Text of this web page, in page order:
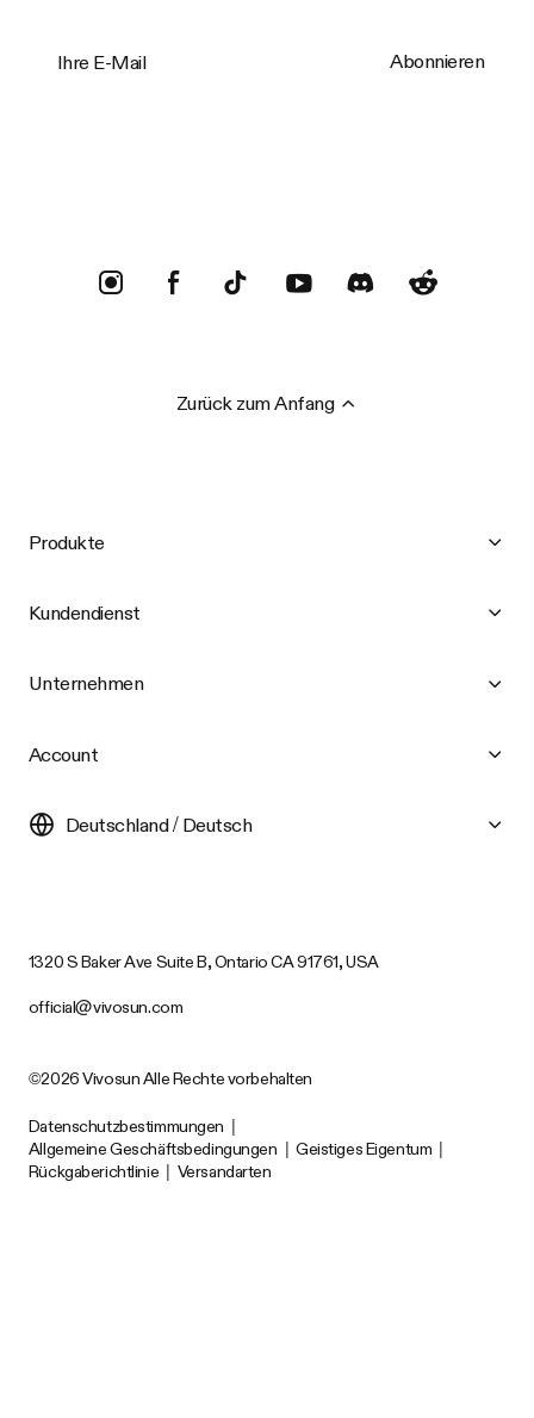
Abonnieren
Zurück zum Anfang
Produkte
Kundendienst
Unternehmen
Account
Deutschland / Deutsch
1320 S Baker Ave Suite B, Ontario CA 91761, USA
official@vivosun.com
©2026 Vivosun Alle Rechte vorbehalten
Datenschutzbestimmungen
Allgemeine Geschäftsbedingungen
Geistiges Eigentum
Rückgaberichtlinie
Versandarten